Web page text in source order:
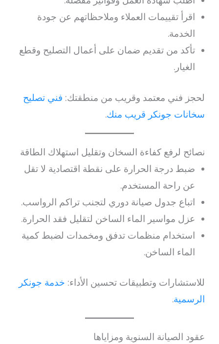
اقرأ تقييمات العملاء وملاحظاتهم عن جودة
الخدمة.
تأكد من تقديم ضمان على أعمال التصليح وقطع
الغيار.
لحجز فني معتمد وقريب من منطقتك: فني تصليح
سخانات جونكر قريب منك.
نصائح لرفع كفاءة السخان وتقليل استهلاك الطاقة
ضبط درجة الحرارة على نقطة اقتصادية لا تقل
عن راحة المستخدم.
اتباع جدول صيانة دوري لتجنب تراكم الرواسب.
عزل مواسير الماء الساخن لتقليل فقد الحرارة.
استخدام منظمات تدفق ومخمدات لضبط كمية
الماء الساخن.
للاستشارات وتطبيقات تحسين الأداء: خدمة جونكر
الرسمية.
عقود الصيانة السنوية ومزاياها